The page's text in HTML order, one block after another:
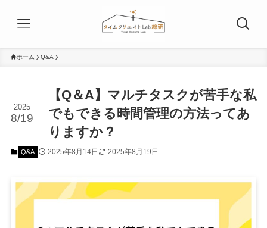
ホーム Q&A
【Q＆A】マルチタスクが苦手な私
でもできる時間管理の方法ってあ
りますか？
2025
8/19
Q&A 2025年8月14日 2025年8月19日